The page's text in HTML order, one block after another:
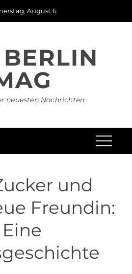
August 6
neuesten Nachrichten
und
Freundin:
Eine